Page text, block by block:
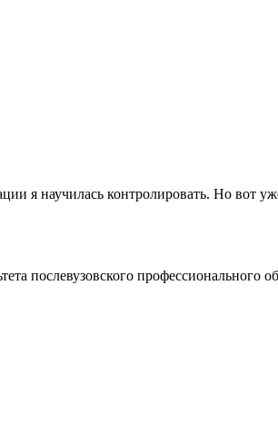
я научилась контролировать. Но вот
послевузовского профессионального